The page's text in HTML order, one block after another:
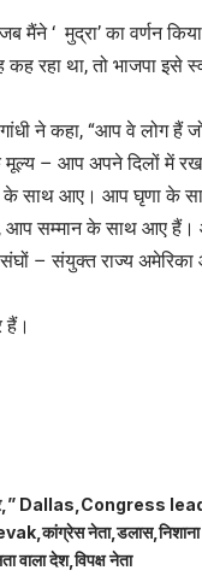
मैंने ‘ मुद्रा’ का वर्णन
कह रहा था, तो भाजपा
गांधी ने कहा, “आप वे लोग
के मूल्य – आप अपने दिलों
के साथ आए। आप घृणा के
आप सम्मान के साथ आए हैं।
संघों – संयुक्त राज्य
हैं।
” Dallas Congress
कांग्रेस नेता डलास
वाला देश विपक्ष नेता